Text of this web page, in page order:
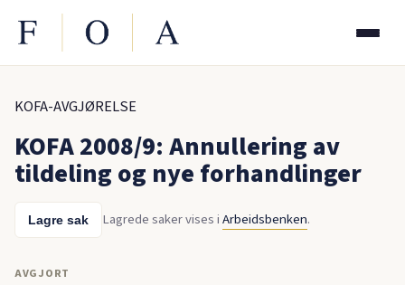
KOFA-AVGJØRELSE
KOFA 2008/9: Annullering av
tildeling og nye forhandlinger
Lagre sak Lagrede saker vises iArbeidsbenken.
AVGJORT